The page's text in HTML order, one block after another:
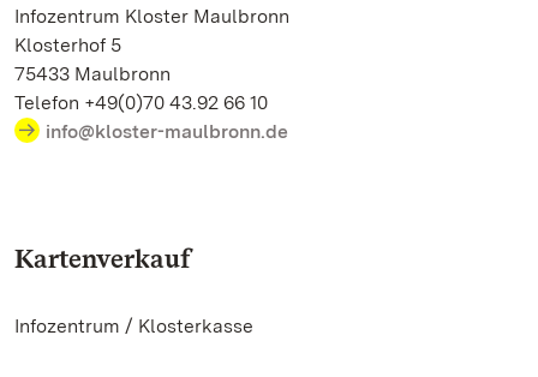
Infozentrum Kloster Maulbronn
Klosterhof 5
75433 Maulbronn
Telefon +49(0)70 43.92 66 10
info@kloster-maulbronn.de
Kartenverkauf
Infozentrum / Klosterkasse